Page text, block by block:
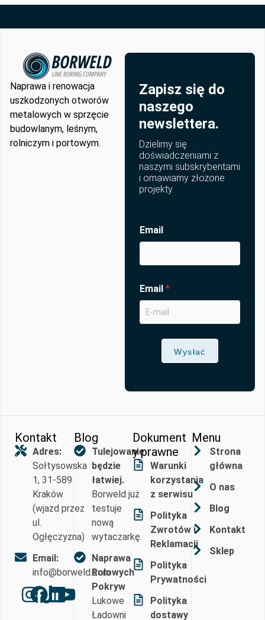
Naprawa i renowacja
uszkodzonych otworów
metalowych w sprzęcie
budowlanym, leśnym,
rolniczym i portowym.
Zapisz się do
naszego
newslettera.
Dzielimy się
doświadczeniami z
naszymi subskrybentami
i omawiamy złożone
projekty.
Email
Email*
Wysłać
Kontakt
Adres:
Sołtysowska
1, 31-589
Kraków
(wjazd przez
ul.
Ogłęczyzna)
Email:
info@borweld.com
Blog
Tulejowanie
będzie
łatwiej.
Borweld już
testuje
nową
wytaczarkę.
Naprawa
Rolowych
Pokryw
Lukowe
Ładowni
Dokument
y prawne
Warunki
korzystania
z serwisu
Polityka
Zwrotów i
Reklamacji
Polityka
Prywatności
Polityka
dostawy
Menu
Strona
główna
O nas
Blog
Kontakt
Sklep